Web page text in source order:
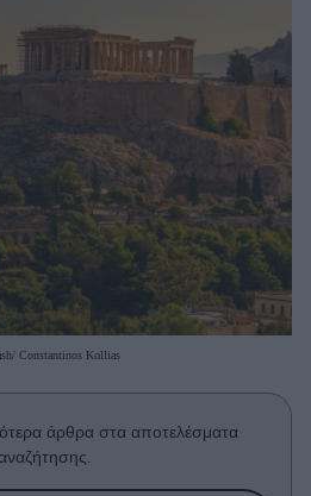
Constantinos Kollias
άρθρα στα αποτελέσματα
αναζήτησης.